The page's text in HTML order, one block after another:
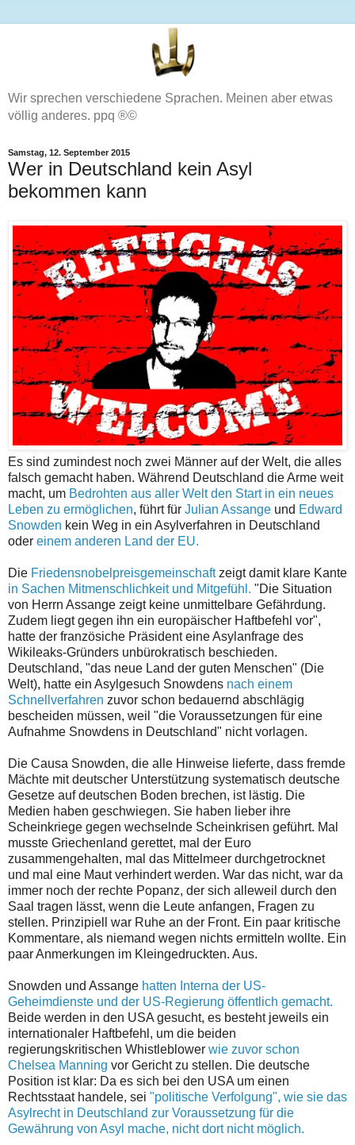
Wir sprechen verschiedene Sprachen. Meinen aber etwas
völlig anderes. ppq ®©
Samstag, 12. September 2015
Wer in Deutschland kein Asyl
bekommen kann
Es sind zumindest noch zwei Männer auf der Welt, die alles
falsch gemacht haben. Während Deutschland die Arme weit
macht, um Bedrohten aus aller Welt den Start in ein neues
Leben zu ermöglichen, führt für Julian Assange und Edward
Snowden kein Weg in ein Asylverfahren in Deutschland
oder einem anderen Land der EU.
Die Friedensnobelpreisgemeinschaftzeigt damit klare Kante
in Sachen Mitmenschlichkeit und Mitgefühl. "Die Situation
von Herrn Assange zeigt keine unmittelbare Gefährdung.
Zudem liegt gegen ihn ein europäischer Haftbefehl vor",
hatte der französiche Präsident eine Asylanfrage des
Wikileaks-Gründers unbürokratisch beschieden.
Deutschland, "das neue Land der guten Menschen" (Die
Welt), hatte ein Asylgesuch Snowdens nach einem
Schnellverfahren zuvor schon bedauernd abschlägig
bescheiden müssen, weil "die Voraussetzungen für eine
Aufnahme Snowdens in Deutschland" nicht vorlagen.
Die Causa Snowden, die alle Hinweise lieferte, dass fremde
Mächte mit deutscher Unterstützung systematisch deutsche
Gesetze auf deutschen Boden brechen, ist lästig. Die
Medien haben geschwiegen. Sie haben lieber ihre
Scheinkriege gegen wechselnde Scheinkrisen geführt. Mal
musste Griechenland gerettet, mal der Euro
zusammengehalten, mal das Mittelmeer durchgetrocknet
und mal eine Maut verhindert werden. War das nicht, war da
immer noch der rechte Popanz, der sich alleweil durch den
Saal tragen lässt, wenn die Leute anfangen, Fragen zu
stellen. Prinzipiell war Ruhe an der Front. Ein paar kritische
Kommentare, als niemand wegen nichts ermitteln wollte. Ein
paar Anmerkungen im Kleingedruckten. Aus.
Snowden und Assange hatten Interna der US-
Geheimdienste und der US-Regierung öffentlich gemacht.
Beide werden in den USA gesucht, es besteht jeweils ein
internationaler Haftbefehl, um die beiden
regierungskritischen Whistleblower wie zuvor schon
Chelsea Manning vor Gericht zu stellen. Die deutsche
Position ist klar: Da es sich bei den USA um einen
Rechtsstaat handele, sei "politische Verfolgung", wie sie das
Asylrecht in Deutschland zur Voraussetzung für die
Gewährung von Asyl mache, nicht dort nicht möglich.